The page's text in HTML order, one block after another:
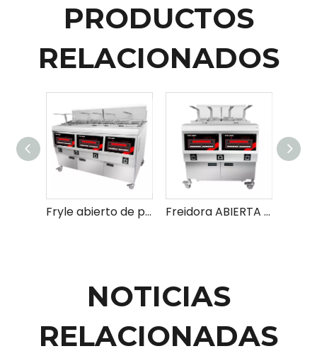
PRODUCTOS
RELACIONADOS
Fryle abierto de pollo frito eléctrico y gas Freidora ABIERTA DE ELECTRICA Y GAS INDUSTRIALES
NOTICIAS
RELACIONADAS